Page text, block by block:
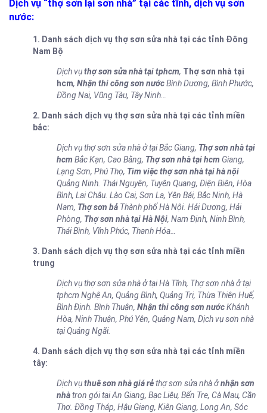
Dịch vụ “thợ sơn lại sơn nhà” tại các tĩnh, dịch vụ sơn
nước:
1. Danh sách dịch vụ thợ sơn sửa nhà tại các tỉnh Đông
Nam Bộ
Dịch vụthợ sơn sửa nhà tại tphcm, Thợ sơn nhà tại
hcm, Nhận thi công sơn nướcBình Dương, Bình Phước,
Đồng Nai, Vũng Tàu, Tây Ninh…
2. Danh sách dịch vụ thợ sơn sửa nhà tại các tỉnh miền
bắc:
Dịch vụ thợ sơn sửa nhà ở tại Bắc Giang, Thợ sơn nhà tại
hcm Bắc Kạn, Cao Bằng, Thợ sơn nhà tại hcm Giang,
Lạng Sơn, Phú Thọ, Tìm việc thợ sơn nhà tại hà nội
Quảng Ninh. Thái Nguyên, Tuyên Quang, Điện Biên, Hòa
Bình, Lai Châu. Lào Cai, Sơn La, Yên Bái, Bắc Ninh, Hà
Nam, Thợ sơn bả Thành phố Hà Nội. Hải Dương, Hải
Phòng, Thợ sơn nhà tại Hà Nội, Nam Định, Ninh Bình,
Thái Bình, Vĩnh Phúc, Thanh Hóa…
3. Danh sách dịch vụ thợ sơn sửa nhà tại các tỉnh miền
trung
Dịch vụ thợ sơn sửa nhà ở tại Hà Tĩnh, Thợ sơn nhà ở tại
tphcm Nghệ An, Quảng Bình, Quảng Trị, Thừa Thiên Huế,
Bình Định. Bình Thuận, Nhận thi công sơn nướcKhánh
Hòa, Ninh Thuận, Phú Yên, Quảng Nam, Dịch vụ sơn nhà
tại Quảng Ngãi.
4. Danh sách dịch vụ thợ sơn sửa nhà tại các tỉnh miền
tây:
Dịch vụthuê sơn nhà giá rẻthợ sơn sửa nhà ởnhận sơn
nhàtrọn gói tại An Giang, Bạc Liêu, Bến Tre, Cà Mau, Cần
Thơ. Đồng Tháp, Hậu Giang, Kiên Giang, Long An, Sóc